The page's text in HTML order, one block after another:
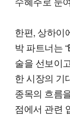
한편, 상하이
박 파트너는
술을 선보이
한 시장의 기
종목의 흐름
점에서 관련